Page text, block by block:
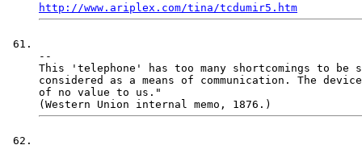
http://www.ariplex.com/tina/tcdumir5.htm
--
This 'telephone' has too many shortcomings to be
considered as a means of communication. The
of no value to us."